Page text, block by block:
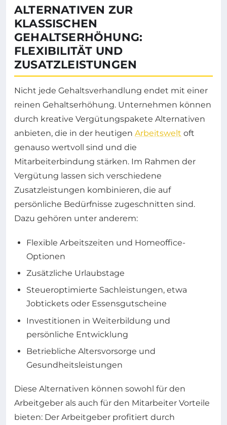
ALTERNATIVEN ZUR
KLASSISCHEN
GEHALTSERHÖHUNG:
FLEXIBILITÄT UND
ZUSATZLEISTUNGEN
Nicht jede Gehaltsverhandlung endet mit einer
reinen Gehaltserhöhung. Unternehmen können
durch kreative Vergütungspakete Alternativen
anbieten, die in der heutigen Arbeitswelt oft
genauso wertvoll sind und die
Mitarbeiterbindung stärken. Im Rahmen der
Vergütung lassen sich verschiedene
Zusatzleistungen kombinieren, die auf
persönliche Bedürfnisse zugeschnitten sind.
Dazu gehören unter anderem:
Flexible Arbeitszeiten und Homeoffice-
Optionen
Zusätzliche Urlaubstage
Steueroptimierte Sachleistungen, etwa
Jobtickets oder Essensgutscheine
Investitionen in Weiterbildung und
persönliche Entwicklung
Betriebliche Altersvorsorge und
Gesundheitsleistungen
Diese Alternativen können sowohl für den
Arbeitgeber als auch für den Mitarbeiter Vorteile
bieten: Der Arbeitgeber profitiert durch